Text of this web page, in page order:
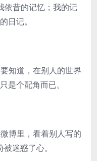
昔的记忆；我的记
日记。
知道，在别人的世界
是个配角而已。
博里，看着别人写的
迷惑了心。